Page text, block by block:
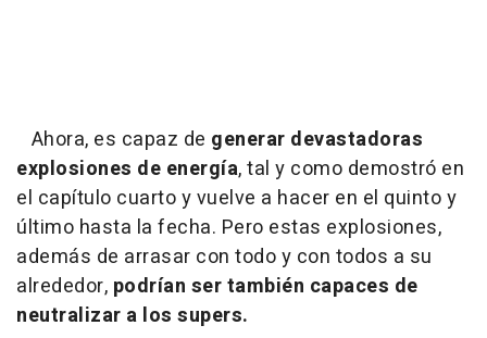
Ahora, es capaz de generar devastadoras
explosiones de energía, tal y como demostró en
el capítulo cuarto y vuelve a hacer en el quinto y
último hasta la fecha. Pero estas explosiones,
además de arrasar con todo y con todos a su
alrededor, podrían ser también capaces de
neutralizar a los supers.